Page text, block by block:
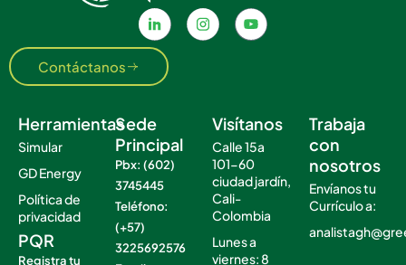
Contáctanos
Herramientas
Simular
GD Energy
Política de
privacidad
PQR
Registra tu
Sede
Principal
Pbx: (602)
3745445
Teléfono:
(+57)
3225692576
Visítanos
Calle 15a
101-60
ciudad jardín,
Cali-
Colombia
Lunes a
viernes: 8
Trabaja
con
nosotros
Envíanos tu
Currículo a: